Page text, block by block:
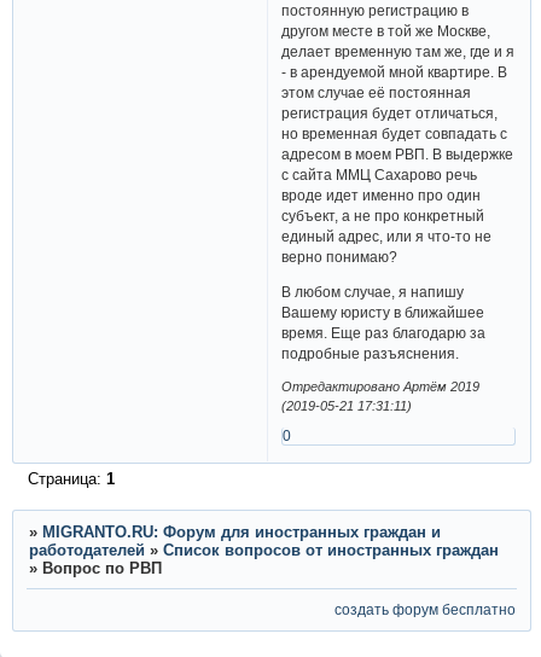
постоянную регистрацию в
другом месте в той же Москве,
делает временную там же, где и я
- в арендуемой мной квартире. В
этом случае её постоянная
регистрация будет отличаться,
но временная будет совпадать с
адресом в моем РВП. В выдержке
с сайта ММЦ Сахарово речь
вроде идет именно про один
субъект, а не про конкретный
единый адрес, или я что-то не
верно понимаю?
В любом случае, я напишу
Вашему юристу в ближайшее
время. Еще раз благодарю за
подробные разъяснения.
Отредактировано Артём 2019
(2019-05-21 17:31:11)
0
Страница: 1
» MIGRANTO.RU: Форум для иностранных граждан и
работодателей » Список вопросов от иностранных граждан
» Вопрос по РВП
создать форум бесплатно